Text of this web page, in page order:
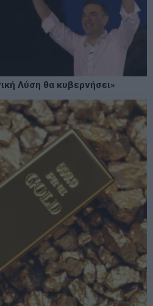
Λύση θα κυβερνήσει»